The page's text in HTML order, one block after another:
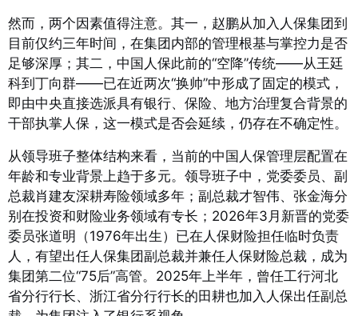
然而，两个因素值得注意。其一，赵鹏从加入人保集团到
目前仅约三年时间，在集团内部的管理根基与掌控力是否
足够深厚；其二，中国人保此前的“空降”传统——从王廷
科到丁向群——已在近两次“换帅”中形成了固定的模式，
即由中央直接选派具有银行、保险、地方治理复合背景的
干部执掌人保，这一模式是否会延续，仍存在不确定性。
从领导班子整体结构来看，当前的中国人保管理层配置在
年龄和专业背景上趋于多元。领导班子中，党委委员、副
总裁肖建友深耕寿险领域多年；副总裁才智伟、张金海分
别在投资和财险业务领域有专长；2026年3月新晋的党委
委员张道明（1976年出生）已在人保财险担任临时负责
人，有望出任人保集团副总裁并兼任人保财险总裁，成为
集团第二位“75后”高管。2025年上半年，曾任工行河北
省分行行长、浙江省分行行长的田耕也加入人保出任副总